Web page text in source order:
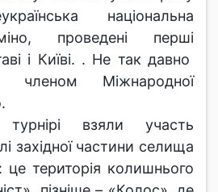
національна
проведені перші
і Київі. . Не так давно
членом Міжнародної
взяли участь
західної частини селища
це територія колишнього